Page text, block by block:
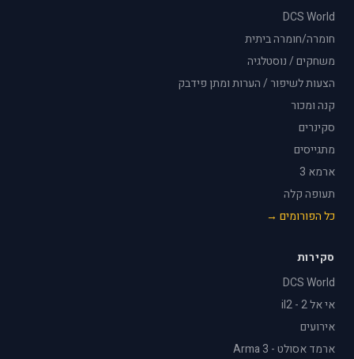
DCS World
חומרה/חומרה ביתית
משחקים / נוסטלגיה
הצעות לשיפור / הערות ומתן פידבק
קנה ומכור
סקינרים
מתגייסים
ארמא 3
תעופה קלה
כל הפורומים →
סקירות
DCS World
אי אל 2 - il2
אירועים
ארמד אסולט - Arma 3